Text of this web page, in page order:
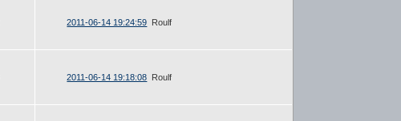
2011-06-14 19:24:59 Roulf
2011-06-14 19:18:08 Roulf